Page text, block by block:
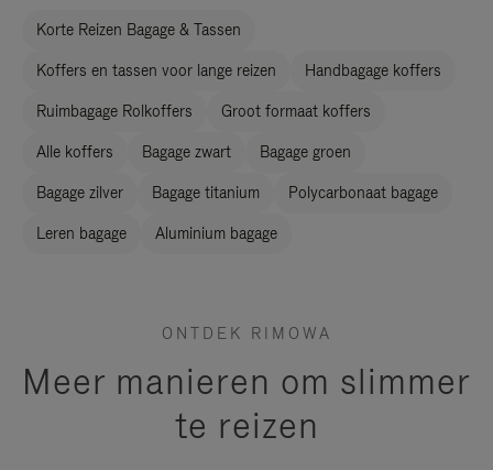
Korte Reizen Bagage & Tassen
Koffers en tassen voor lange reizen Handbagage koffers
Ruimbagage Rolkoffers Groot formaat koffers
Alle koffers Bagage zwart Bagage groen
Bagage zilver Bagage titanium Polycarbonaat bagage
Leren bagage Aluminium bagage
ONTDEK RIMOWA
Meer manieren om slimmer
te reizen